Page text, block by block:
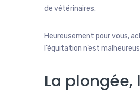
de vétérinaires.
Heureusement pour vous,
l’équitation n’est
La